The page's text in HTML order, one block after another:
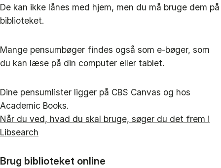
De kan ikke lånes med hjem, men du må bruge dem på
biblioteket.
Mange pensumbøger findes også som e-bøger, som
du kan læse på din computer eller tablet.
Dine pensumlister ligger på CBS Canvas og hos
Academic Books.
Når du ved, hvad du skal bruge, søger du det frem i
Libsearch
Brug biblioteket online